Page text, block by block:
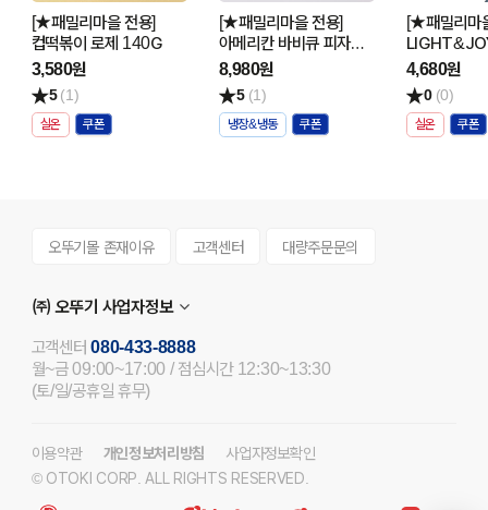
[★패밀리마을 전용]
컵떡볶이 로제 140G
3,580원
5(1)
실온
[★패밀리마을 전용]
아메리칸 바비큐 피자
382G
8,980원
5 (1)
냉장&냉동
[★패밀리마
마녀스프
4,680원
0 (0)
실온
오뚜기몰 존재이유 고객센터 대량주문문의
㈜ 오뚜기 사업자정보
고객센터080-433-8888
월~금 09:00~17:00 / 점심시간 12:30~13:30
(토/일/공휴일 휴무)
이용약관 개인정보처리방침
사업자정보확인
© OTOKI CORP. ALL RIGHTS RESERVED.